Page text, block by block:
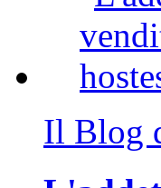
Il Blog